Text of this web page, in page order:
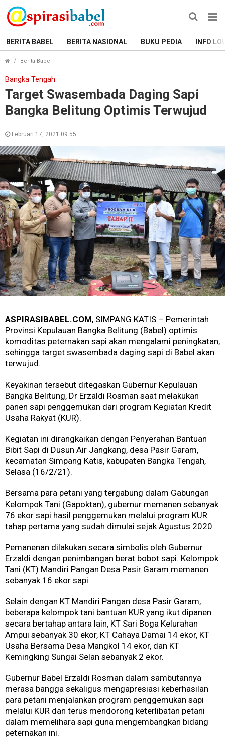
BERITA BABEL BERITA NASIONAL BUKU PEDIA INFO
Berita Babel
Bangka Tengah
Target Swasembada Daging Sapi
Bangka Belitung Optimis Terwujud
Februari 17, 2021 09:55
ASPIRASIBABEL.COM, SIMPANG KATIS – Pemerintah
Provinsi Kepulauan Bangka Belitung (Babel) optimis
komoditas peternakan sapi akan mengalami peningkatan,
sehingga target swasembada daging sapi di Babel akan
terwujud.
Keyakinan tersebut ditegaskan Gubernur Kepulauan
Bangka Belitung, Dr Erzaldi Rosman saat melakukan
panen sapi penggemukan dari program Kegiatan Kredit
Usaha Rakyat (KUR).
Kegiatan ini dirangkaikan dengan Penyerahan Bantuan
Bibit Sapi di Dusun Air Jangkang, desa Pasir Garam,
kecamatan Simpang Katis, kabupaten Bangka Tengah,
Selasa (16/2/21).
Bersama para petani yang tergabung dalam Gabungan
Kelompok Tani (Gapoktan), gubernur memanen sebanyak
76 ekor sapi hasil penggemukan melalui program KUR
tahap pertama yang sudah dimulai sejak Agustus 2020.
Pemanenan dilakukan secara simbolis oleh Gubernur
Erzaldi dengan penimbangan berat bobot sapi. Kelompok
Tani (KT) Mandiri Pangan Desa Pasir Garam memanen
sebanyak 16 ekor sapi.
Selain dengan KT Mandiri Pangan desa Pasir Garam,
beberapa kelompok tani bantuan KUR yang ikut dipanen
secara bertahap antara lain, KT Sari Boga Kelurahan
Ampui sebanyak 30 ekor, KT Cahaya Damai 14 ekor, KT
Usaha Bersama Desa Mangkol 14 ekor, dan KT
Kemingking Sungai Selan sebanyak 2 ekor.
Gubernur Babel Erzaldi Rosman dalam sambutannya
merasa bangga sekaligus mengapresiasi keberhasilan
para petani menjalankan program penggemukan sapi
melalui KUR dan terus mendorong keterlibatan petani
dalam memelihara sapi guna mengembangkan bidang
peternakan ini.